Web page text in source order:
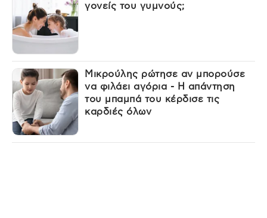
γονείς του γυμνούς;
Μικρούλης ρώτησε αν μπορούσε
να φιλάει αγόρια - Η απάντηση
του μπαμπά του κέρδισε τις
καρδιές όλων